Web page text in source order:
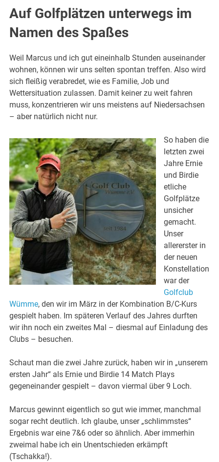
Auf Golfplätzen unterwegs im
Namen des Spaßes
Weil Marcus und ich gut eineinhalb Stunden auseinander
wohnen, können wir uns selten spontan treffen. Also wird
sich fleißig verabredet, wie es Familie, Job und
Wettersituation zulassen. Damit keiner zu weit fahren
muss, konzentrieren wir uns meistens auf Niedersachsen
– aber natürlich nicht nur.
So haben die
letzten zwei
Jahre Ernie
und Birdie
etliche
Golfplätze
unsicher
gemacht.
Unser
allererster in
der neuen
Konstellation
war der
Golfclub
Wümme, den wir im März in der Kombination B/C-Kurs
gespielt haben. Im späteren Verlauf des Jahres durften
wir ihn noch ein zweites Mal – diesmal auf Einladung des
Clubs – besuchen.
Schaut man die zwei Jahre zurück, haben wir in „unserem
ersten Jahr“ als Ernie und Birdie 14 Match Plays
gegeneinander gespielt – davon viermal über 9 Loch.
Marcus gewinnt eigentlich so gut wie immer, manchmal
sogar recht deutlich. Ich glaube, unser „schlimmstes“
Ergebnis war eine 7&6 oder so ähnlich. Aber immerhin
zweimal habe ich ein Unentschieden erkämpft
(Tschakka!).